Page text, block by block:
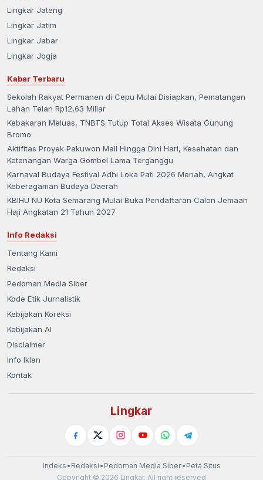
Lingkar Jateng
Lingkar Jatim
Lingkar Jabar
Lingkar Jogja
Kabar Terbaru
Sekolah Rakyat Permanen di Cepu Mulai Disiapkan, Pematangan
Lahan Telan Rp12,63 Miliar
Kebakaran Meluas, TNBTS Tutup Total Akses Wisata Gunung
Bromo
Aktifitas Proyek Pakuwon Mall Hingga Dini Hari, Kesehatan dan
Ketenangan Warga Gombel Lama Terganggu
Karnaval Budaya Festival Adhi Loka Pati 2026 Meriah, Angkat
Keberagaman Budaya Daerah
KBIHU NU Kota Semarang Mulai Buka Pendaftaran Calon Jemaah
Haji Angkatan 21 Tahun 2027
Info Redaksi
Tentang Kami
Redaksi
Pedoman Media Siber
Kode Etik Jurnalistik
Kebijakan Koreksi
Kebijakan AI
Disclaimer
Info Iklan
Kontak
Lingkar
Indeks • Redaksi • Pedoman Media Siber• Peta Situs
Copyright © 2026 Lingkar. All right reserved